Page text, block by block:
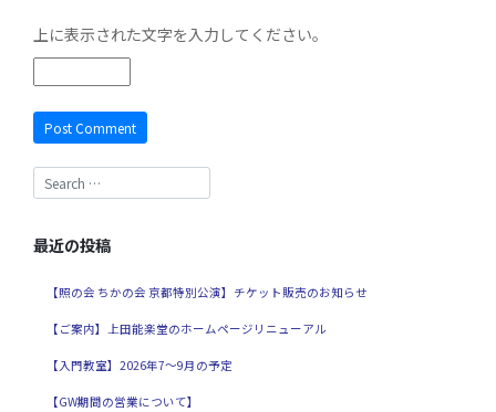
上に表示された文字を入力してください。
最近の投稿
【照の会 ちかの会 京都特別公演】チケット販売のお知らせ
【ご案内】上田能楽堂のホームページリニューアル
【入門教室】2026年7～9月の予定
【GW期間の営業について】